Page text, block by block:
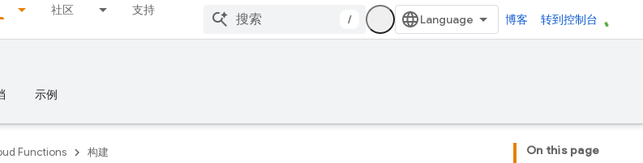
社区 支持
/ 博客 转到控制台
示例
On this page
Functions 构建